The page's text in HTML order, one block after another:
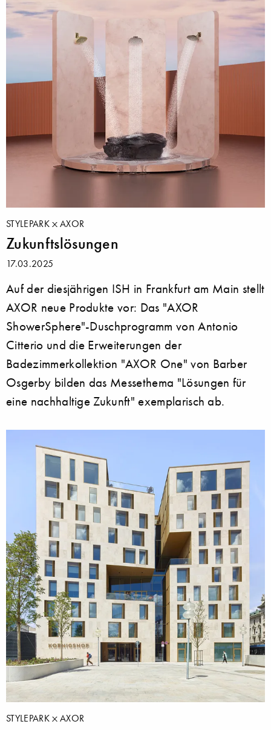
STYLEPARK AXOR
Zukunftslösungen
17.03.2025
Auf der diesjährigen ISH in Frankfurt am Main stellt
AXOR neue Produkte vor: Das "AXOR
ShowerSphere"-Duschprogramm von Antonio
Citterio und die Erweiterungen der
Badezimmerkollektion "AXOR One" von Barber
Osgerby bilden das Messethema "Lösungen für
eine nachhaltige Zukunft" exemplarisch ab.
STYLEPARK AXOR